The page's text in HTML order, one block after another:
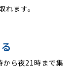
ます。
から夜21時まで集